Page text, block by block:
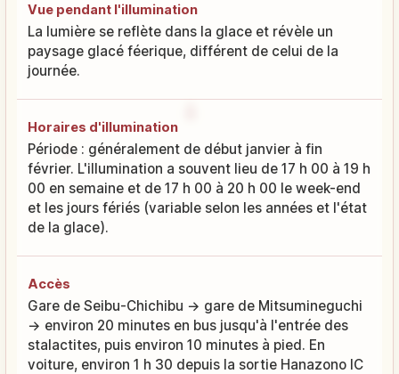
Vue pendant l'illumination
La lumière se reflète dans la glace et révèle un
paysage glacé féerique, différent de celui de la
journée.
Horaires d'illumination
Période : généralement de début janvier à fin
février. L'illumination a souvent lieu de 17 h 00 à 19 h
00 en semaine et de 17 h 00 à 20 h 00 le week-end
et les jours fériés (variable selon les années et l'état
de la glace).
Accès
Gare de Seibu-Chichibu → gare de Mitsumineguchi
→ environ 20 minutes en bus jusqu'à l'entrée des
stalactites, puis environ 10 minutes à pied. En
voiture, environ 1 h 30 depuis la sortie Hanazono IC